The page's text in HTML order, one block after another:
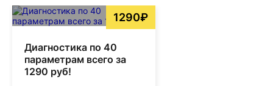
1290₽
Диагностика по 40
параметрам всего за
1290 руб!